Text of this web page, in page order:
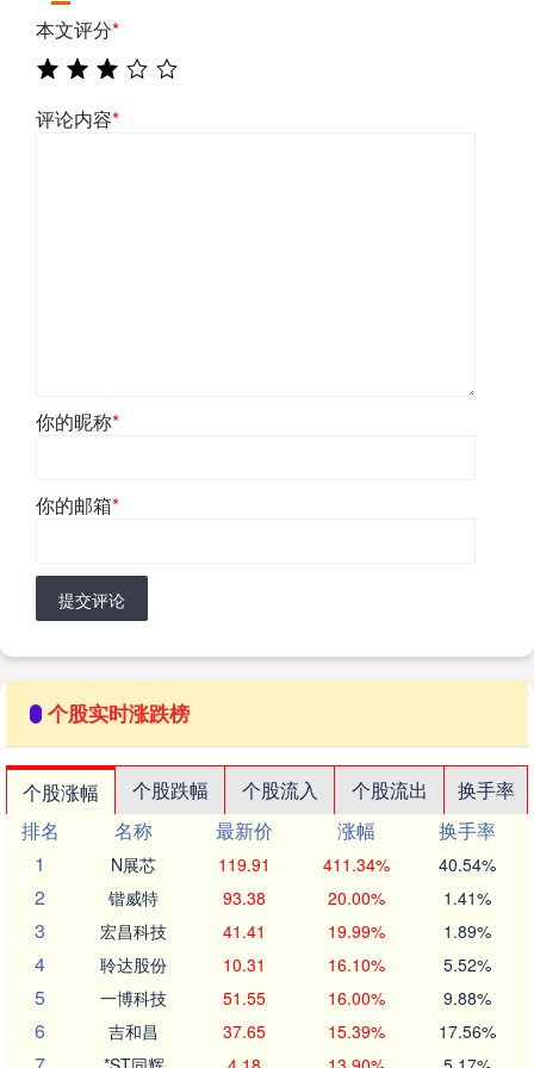
本文评分*
评论内容*
你的昵称*
你的邮箱*
提交评论
个股实时涨跌榜
个股涨幅 个股跌幅 个股流入 个股流出
换手率
排名
名称 最新价 涨幅
换手率
1
N展芯 119.91 411.34% 40.54%
2 锴威特 93.38 20.00% 1.41%
3 宏昌科技 41.41 19.99% 1.89%
4 聆达股份 10.31 16.10% 5.52%
5 一博科技 51.55 16.00% 9.88%
6 吉和昌 37.65 15.39% 17.56%